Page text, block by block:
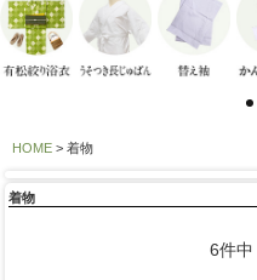
HOME 着物
着物
6件中